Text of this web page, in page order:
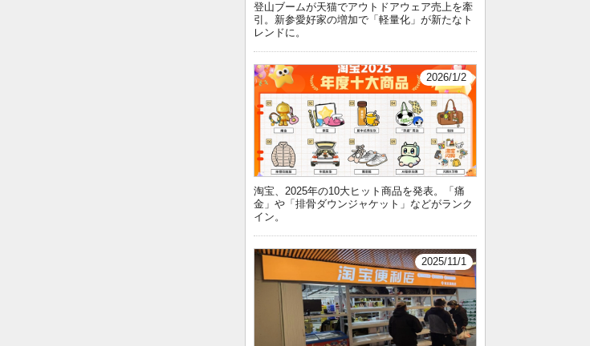
登山ブームが天猫でアウトドアウェア売上を牽
引。新参愛好家の増加で「軽量化」が新たなト
レンドに。
2026/1/2
淘宝、2025年の10大ヒット商品を発表。「痛
金」や「排骨ダウンジャケット」などがランク
イン。
2025/11/1